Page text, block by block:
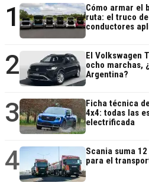
1
Cómo armar el
ruta: el truco
conductores
2
El Volkswagen
ocho marchas,
Argentina?
3
Ficha técnica
4x4: todas las
electrificada
4
Scania suma
para el